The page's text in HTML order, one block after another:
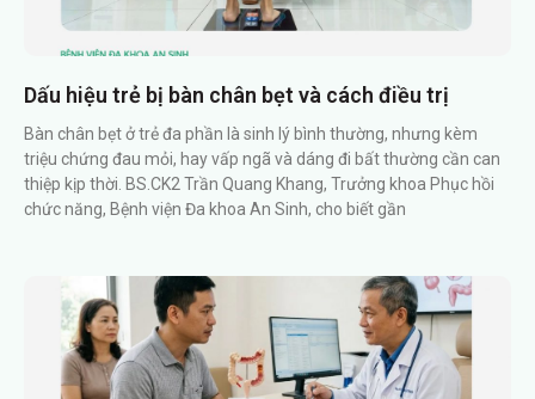
Dấu hiệu trẻ bị bàn chân bẹt và cách điều trị
Bàn chân bẹt ở trẻ đa phần là sinh lý bình thường, nhưng kèm
triệu chứng đau mỏi, hay vấp ngã và dáng đi bất thường cần can
thiệp kịp thời. BS.CK2 Trần Quang Khang, Trưởng khoa Phục hồi
chức năng, Bệnh viện Đa khoa An Sinh, cho biết gần